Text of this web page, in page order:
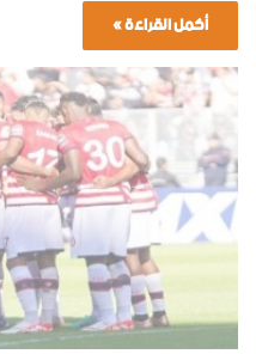
أكمل القراءة »